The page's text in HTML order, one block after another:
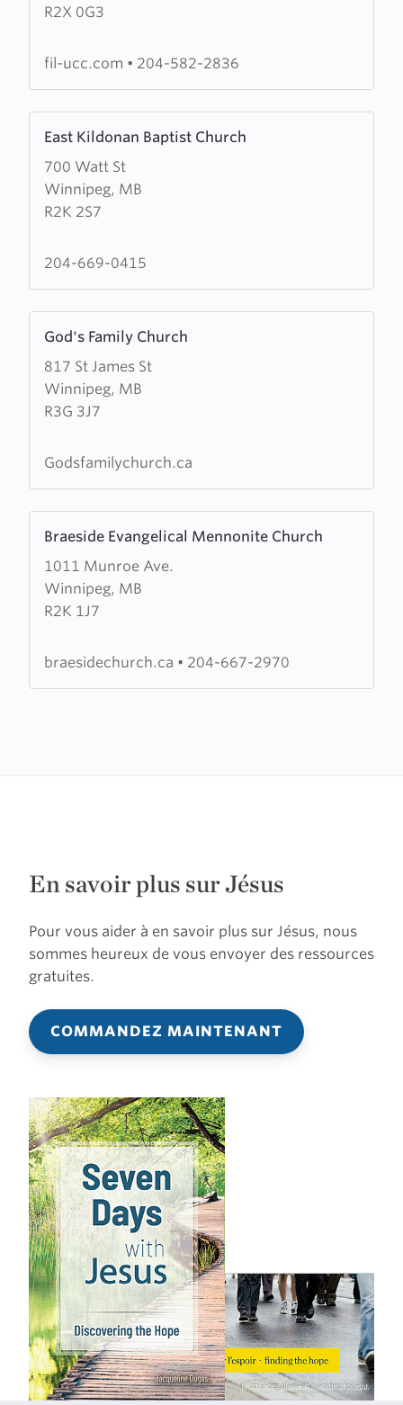
R2X 0G3
United
Church
fil-ucc.com • 204-582-2836
East Kildonan Baptist Church
700 Watt St
Winnipeg, MB
R2K 2S7
more
about
East
Kildonan
Church
204-669-0415
God's Family Church
817 St James St
Winnipeg, MB
R3G 3J7
more
about
God's
Family
Godsfamilychurch.ca
Braeside Evangelical Mennonite Church
1011 Munroe Ave.
Winnipeg, MB
R2K 1J7
more
about
Braeside
Evangelical
Church
braesidechurch.ca • 204-667-2970
En savoir plus sur Jésus
Pour vous aider à en savoir plus sur Jésus, nous
sommes heureux de vous envoyer des ressources
gratuites.
COMMANDEZ MAINTENANT